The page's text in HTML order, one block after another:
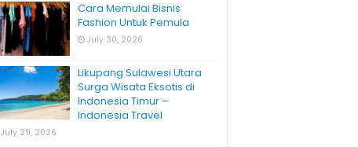
Cara Memulai Bisnis
Fashion Untuk Pemula
July 30, 2026
Likupang Sulawesi Utara
Surga Wisata Eksotis di
Indonesia Timur –
Indonesia Travel
July 29, 2026